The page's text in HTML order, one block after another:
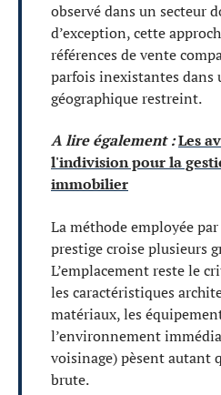
observé dans un secteur
d’exception, cette
références de vente
parfois inexistantes dans
géographique restreint.
A lire également :Les
l'indivision pour la
immobilier
La méthode employée
prestige croise plusieurs
L’emplacement reste le
les caractéristiques
matériaux, les
l’environnement
voisinage) pèsent autant
brute.